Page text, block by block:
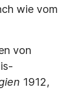
wie vom
von
1912,